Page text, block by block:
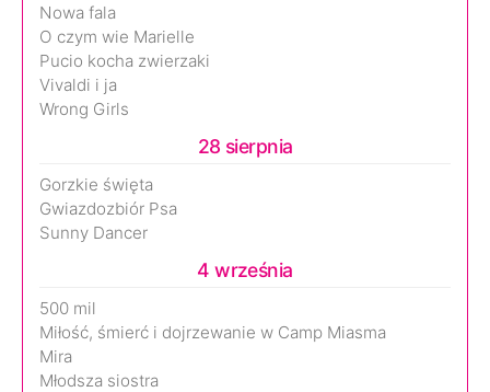
Nowa fala
O czym wie Marielle
Pucio kocha zwierzaki
Vivaldi i ja
Wrong Girls
28 sierpnia
Gorzkie święta
Gwiazdozbiór Psa
Sunny Dancer
4 września
500 mil
Miłość, śmierć i dojrzewanie w Camp Miasma
Mira
Młodsza siostra